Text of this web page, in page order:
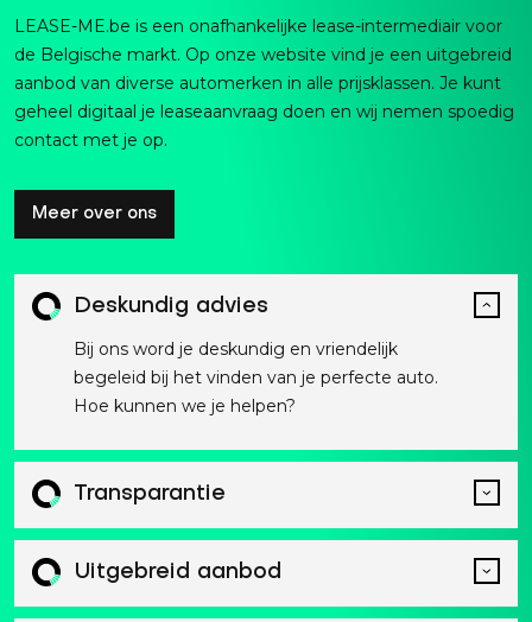
LEASE-ME.be is een onafhankelijke lease-intermediair voor
de Belgische markt. Op onze website vind je een uitgebreid
aanbod van diverse automerken in alle prijsklassen. Je kunt
geheel digitaal je leaseaanvraag doen en wij nemen spoedig
contact met je op.
Meer over ons
Deskundig advies
Bij ons word je deskundig en vriendelijk
begeleid bij het vinden van je perfecte auto.
Hoe kunnen we je helpen?
Transparantie
Uitgebreid aanbod